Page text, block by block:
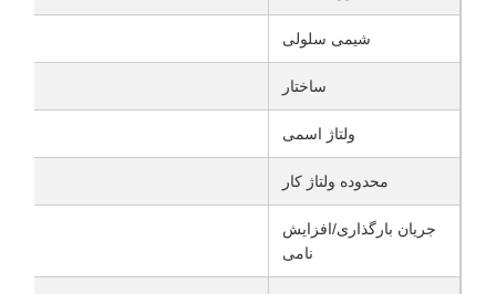
شیمی سلولی
ساختار
ولتاژ اسمی
محدوده ولتاژ کار
جریان بارگذاری/افزایش
نامی